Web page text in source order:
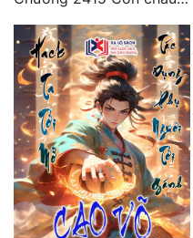
Triều Đấu
Trùng Sinh
Trọng Sinh
Tu Chân
Tu Tiên
Tội Phạm